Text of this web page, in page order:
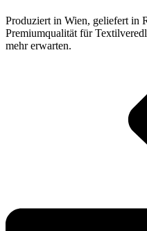
Produziert in Wien, geliefert in
Premiumqualität für
mehr erwarten.